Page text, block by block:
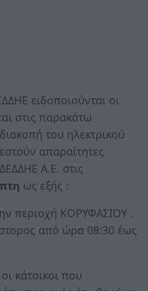
ειδοποιούνται οι
στις παρακάτω
του ηλεκτρικού
απαραίτητες
Α.Ε. στις
ως εξής :
περιοχή ΚΟΡΥΦΑΣΙΟΥ ,
από ώρα 08:30 έως
κάτοικοι που